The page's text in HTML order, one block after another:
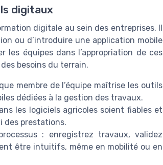
digitaux
digitale au sein des entreprises. Il
ou d’introduire une application mobile
équipes dans l’appropriation de ces
besoins du terrain.
membre de l’équipe maîtrise les outils
dédiées à la gestion des travaux.
les logiciels agricoles soient fiables et
des prestations.
: enregistrez travaux, validez
être intuitifs, même en mobilité ou en